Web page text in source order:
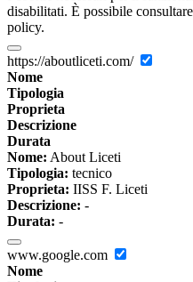
disabilitati. È possibile
policy.
https://aboutliceti.com/
Nome
Tipologia
Proprieta
Descrizione
Durata
Nome: About Liceti
Tipologia: tecnico
Proprieta: IISS F. Liceti
Descrizione: -
Durata: -
www.google.com
Nome